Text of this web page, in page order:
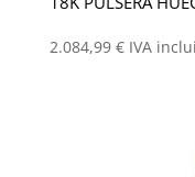
2.084,99 € IVA